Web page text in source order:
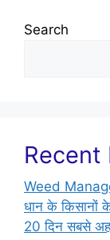
Search
Recent
Weed
धान के किसानों
20 दिन सबसे